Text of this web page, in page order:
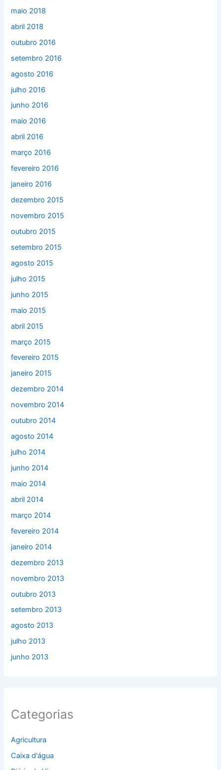
maio 2018
abril 2018
outubro 2016
setembro 2016
agosto 2016
julho 2016
junho 2016
maio 2016
abril 2016
março 2016
fevereiro 2016
janeiro 2016
dezembro 2015
novembro 2015
outubro 2015
setembro 2015
agosto 2015
julho 2015
junho 2015
maio 2015
abril 2015
março 2015
fevereiro 2015
janeiro 2015
dezembro 2014
novembro 2014
outubro 2014
agosto 2014
julho 2014
junho 2014
maio 2014
abril 2014
março 2014
fevereiro 2014
janeiro 2014
dezembro 2013
novembro 2013
outubro 2013
setembro 2013
agosto 2013
julho 2013
junho 2013
Categorias
Agricultura
Caixa d'água